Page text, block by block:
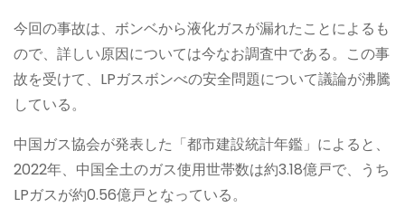
今回の事故は、ボンベから液化ガスが漏れたことによるも
ので、詳しい原因については今なお調査中である。この事
故を受けて、LPガスボンべの安全問題について議論が沸騰
している。
中国ガス協会が発表した「都市建設統計年鑑」によると、
2022年、中国全土のガス使用世帯数は約3.18億戸で、うち
LPガスが約0.56億戸となっている。